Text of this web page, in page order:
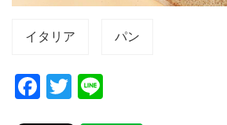
イタリア パン
F
T